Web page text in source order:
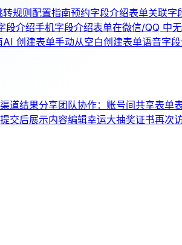
转规则配置指南预约字段介绍表单关联字
段介绍手机字段介绍表单在微信/QQ 中
AI 创建表单手动从空白创建表单语音字
道结果分享团队协作：账号间共享表单
交后展示内容编辑幸运大抽奖证书再次